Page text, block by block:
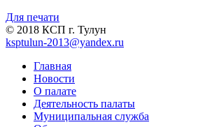
Для печати
© 2018 КСП г. Тулун
ksptulun-2013@yandex.ru
Главная
Новости
О палате
Деятельность палаты
Муниципальная служба